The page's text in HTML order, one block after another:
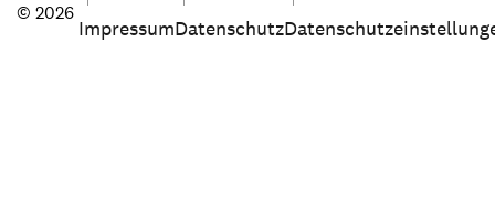
© 2026
ImpressumDatenschutz